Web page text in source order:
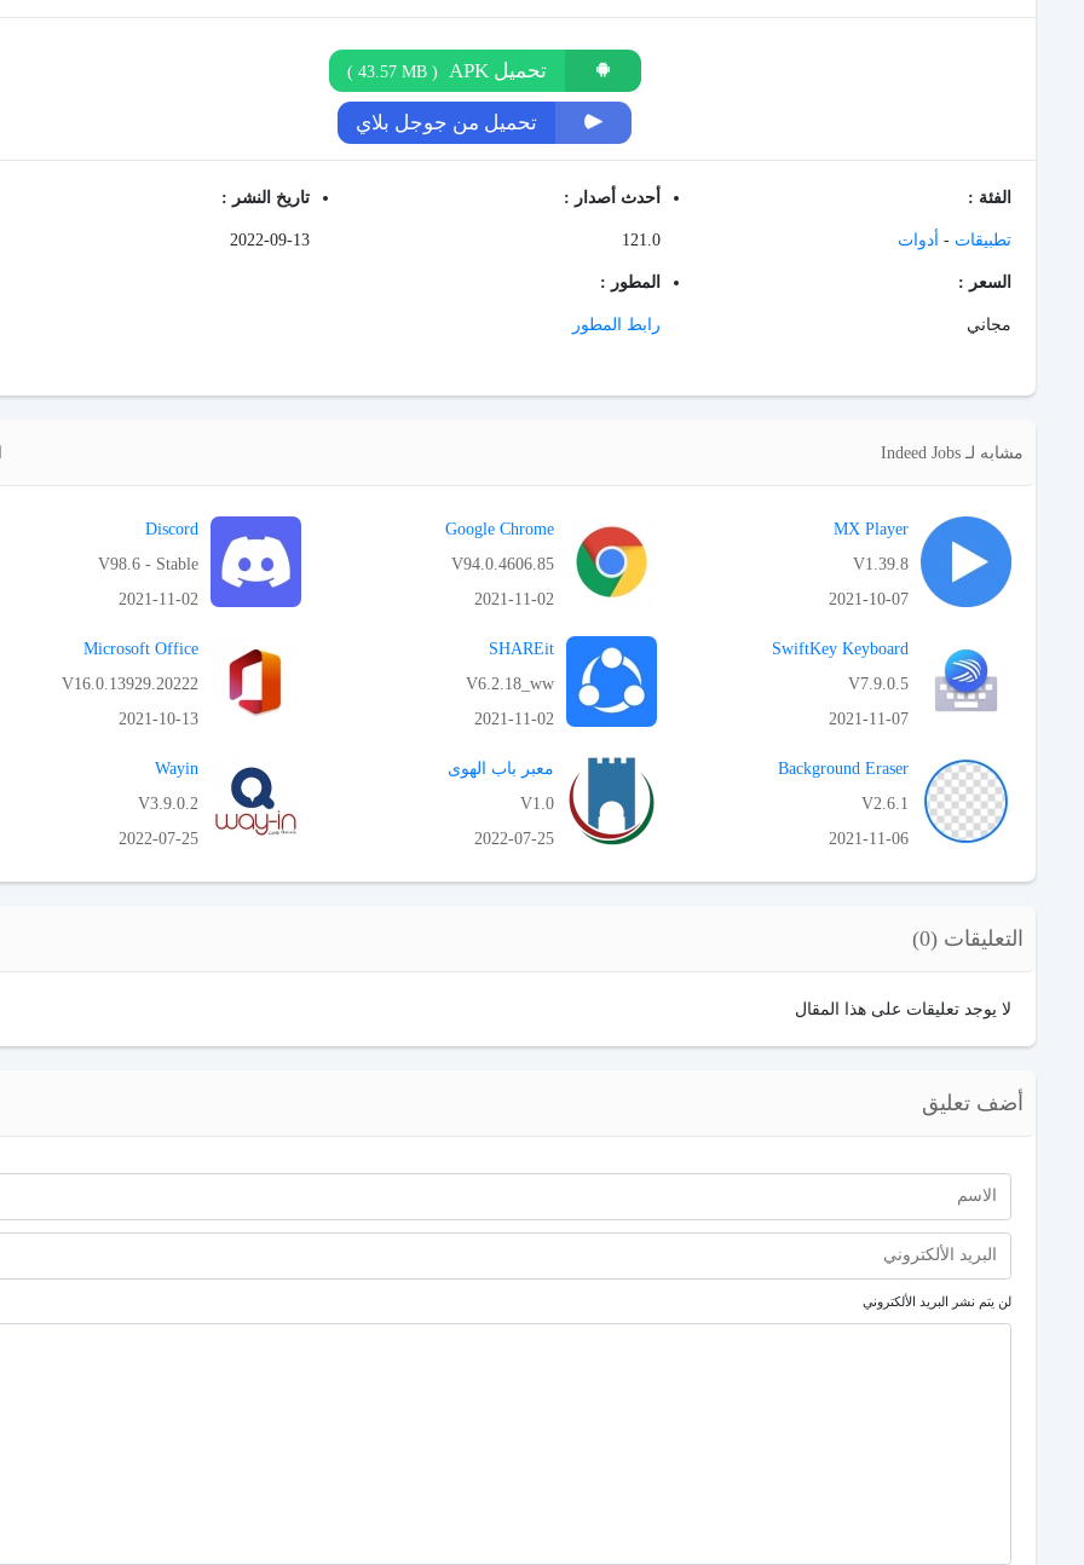
تحميل APK (
43.57 MB
)
تحميل من جوجل بلاي
الفئة :
تطبيقات - أدوات
أحدث أصدار :
121.0
تاريخ النشر :
2022-09-13
السعر :
مجاني
المطور :
رابط المطور
مشابه لـ Indeed Jobs
MX Player
V1.39.8
2021-10-07
Google Chrome
V94.0.4606.85
2021-11-02
Discord
V98.6 - Stable
2021-11-02
SwiftKey Keyboard
V7.9.0.5
2021-11-07
SHAREit
V6.2.18_ww
2021-11-02
Microsoft Office
V16.0.13929.20222
2021-10-13
Background Eraser
V2.6.1
2021-11-06
معبر باب الهوى
V1.0
2022-07-25
Wayin
V3.9.0.2
2022-07-25
التعليقات (0)
لا يوجد تعليقات على هذا المقال
أضف تعليق
لن يتم نشر البريد الألكتروني